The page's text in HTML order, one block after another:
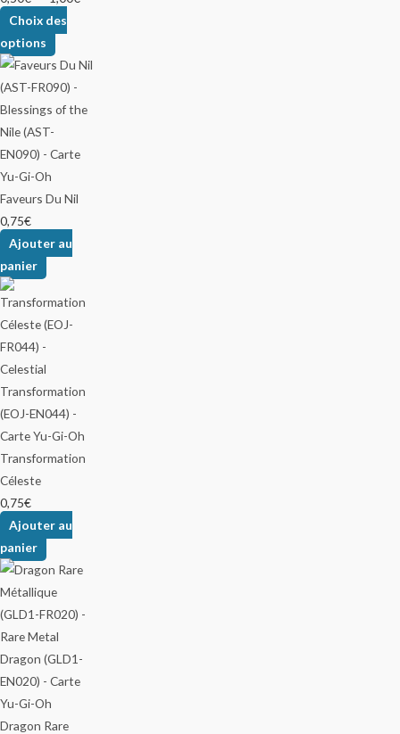
Choix des
options
Faveurs Du Nil
0,75€
Ajouter au
panier
Transformation
Céleste
0,75€
Ajouter au
panier
Dragon Rare